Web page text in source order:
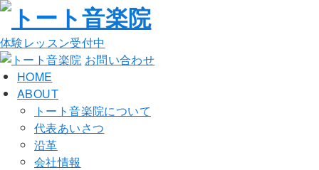
体験レッスン受付中
お問い合わせ
HOME
ABOUT
トート音楽院について
代表あいさつ
沿革
会社情報